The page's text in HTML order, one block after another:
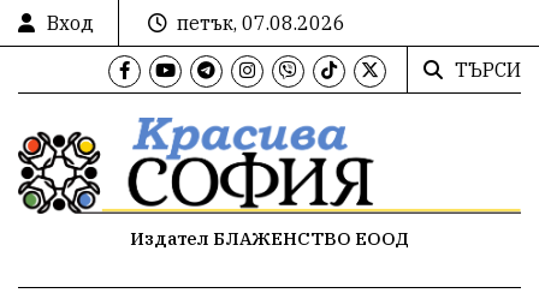
Вход
петък, 07.08.2026
ТЪРСИ
Издател БЛАЖЕНСТВО ЕООД